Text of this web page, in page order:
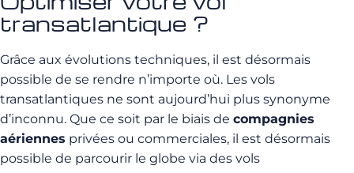
transatlantique ?
Grâce aux évolutions techniques, il est désormais
possible de se rendre n’importe où. Les vols
transatlantiques ne sont aujourd’hui plus synonyme
d’inconnu. Que ce soit par le biais de compagnies
aériennes privées ou commerciales, il est désormais
possible de parcourir le globe via des vols